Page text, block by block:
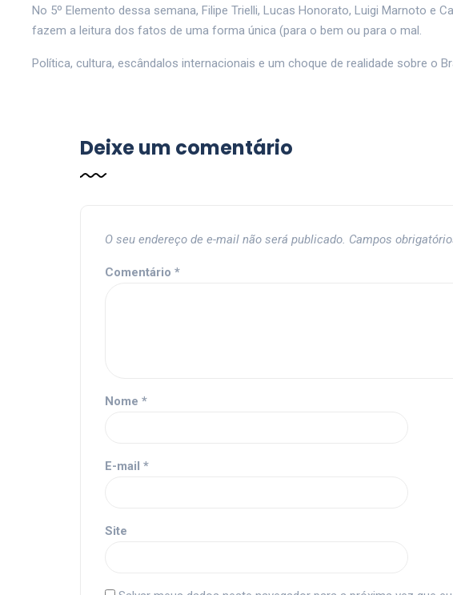
No 5º Elemento dessa semana, Filipe Trielli, Lucas Honorato, Luigi Marnoto e
fazem a leitura dos fatos de uma forma única (para o bem ou para o mal.
Política, cultura, escândalos internacionais e um choque de realidade sobre o
Deixe um comentário
O seu endereço de e-mail não será publicado. Campos
Comentário *
Nome *
E-mail *
Site